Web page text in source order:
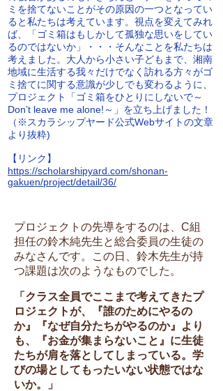
ミを捨てないことがその原因の一つとなってい
ると私たちは考えています。視点を変えてみれ
ば、「ゴミ箱はもしかして孤独な思いをしてい
るのではないか」・・・そんなことを私たちは
考えました。大人から小さい子どもまで、湘南
地域に生活する我々だけでなく訪れる方々がゴ
ミ捨てに関する意識が少しでも変わるように、
プロジェクト「ゴミ箱をひとりにしないで～
Don’t leave me alone!～」を立ち上げました！
（※スカラシップヤード公式Webサイトの文章
より抜粋)
​【リンク】
https://scholarshipyard.com/shonan-
gakuen/project/detail/36/
プロジェクトの先導をするのは、C組
担任の鈴木純先生と総合委員の生徒の
みなさんです。この日、鈴木先生が持
つ課題は次のようなものでした。
「クラス全員でここまで考えてきたプ
ロジェクトが、『誰のためにやるの
か』『なぜ自分たちがやるのか』より
も、『お金が集まらないこと』に生徒
たちが肩を落としてしまっている。学
びの場としてもったいない状態ではな
いか。」